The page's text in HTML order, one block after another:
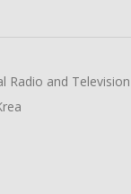
Radio and